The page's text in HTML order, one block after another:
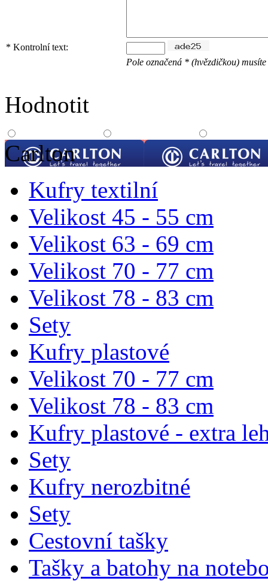
* Kontrolní text:
Pole označená * (hvězdičkou)
Hodnotit
Carlton
Kufry textilní
Velikost 45 - 55 cm
Velikost 63 - 69 cm
Velikost 70 - 77 cm
Velikost 78 - 83 cm
Sety
Kufry plastové
Velikost 70 - 77 cm
Velikost 78 - 83 cm
Kufry plastové - extra
Sety
Kufry nerozbitné
Sety
Cestovní tašky
Tašky a batohy na